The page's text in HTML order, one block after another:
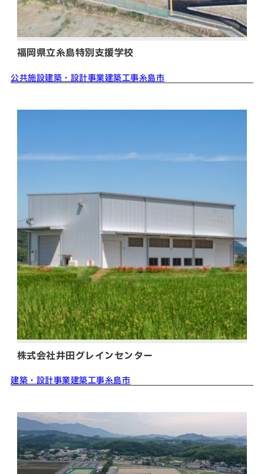
福岡県立糸島特別支援学校
公共施設建築・設計事業建築工事糸島市
株式会社井田グレインセンター
建築・設計事業建築工事糸島市